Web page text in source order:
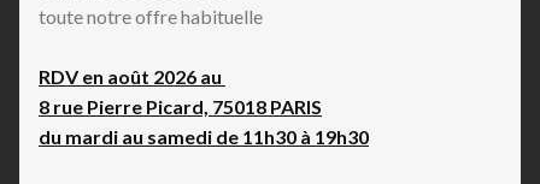
toute notre offre habituelle
RDV en août 2026 au
8 rue Pierre Picard, 75018 PARIS
du mardi au samedi de 11h30 à 19h30